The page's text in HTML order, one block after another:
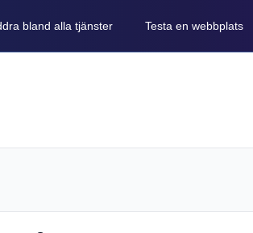
bland alla tjänster Testa en webbplats